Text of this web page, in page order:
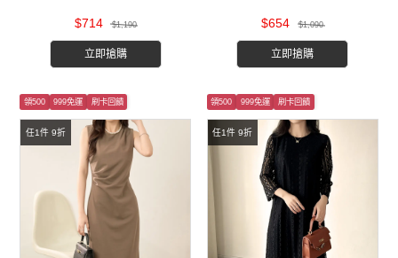
$714 $1,190
立即搶購
$654 $1,090
立即搶購
任1件 9折
領500 999免運 刷卡回饋
任1件 9折
領500 999免運 刷卡回饋